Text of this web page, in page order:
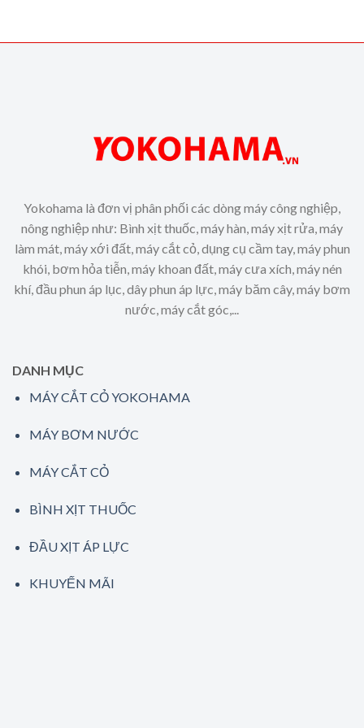
Yokohama là đơn vị phân phối các dòng máy công nghiệp,
nông nghiệp như: Bình xịt thuốc, máy hàn, máy xịt rửa, máy
làm mát, máy xới đất, máy cắt cỏ, dụng cụ cầm tay, máy phun
khói, bơm hỏa tiễn, máy khoan đất, máy cưa xích, máy nén
khí, đầu phun áp lục, dây phun áp lực, máy băm cây, máy bơm
nước, máy cắt góc,...
DANH MỤC
MÁY CẮT CỎ YOKOHAMA
MÁY BƠM NƯỚC
MÁY CẮT CỎ
BÌNH XỊT THUỐC
ĐẦU XỊT ÁP LỰC
KHUYẾN MÃI